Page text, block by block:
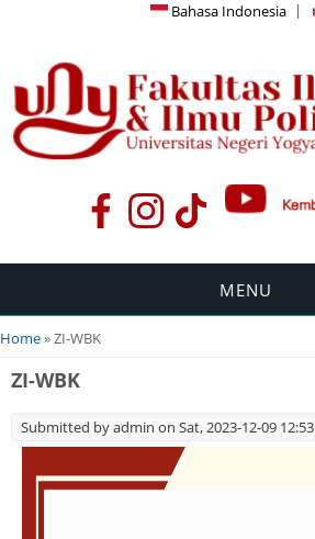
Bahasa Indonesia
MENU
You are here
Home» ZI-WBK
ZI-WBK
Submitted byadmin on Sat, 2023-12-09 12:53